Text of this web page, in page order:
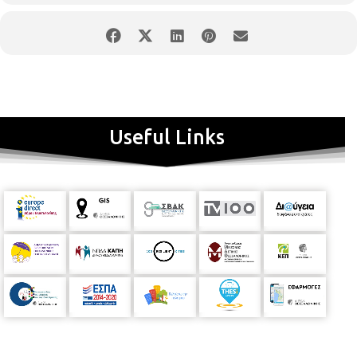
Πανεπιστημίου Θεσσαλονίκης. Διδάσκει Εγκληματολογία και
Σωφρονιστική σε προπτυχιακό και μεταπτυχιακό επίπεδο και
επιστημονικές μελέτες και πέντε (5) βιβλία με μεταφράσεις.
Ποιήματά της έχουν ανθολογηθεί και έχουν μεταφρασθεί στην
Αγγλική, Γερμανική, Ιταλική και τη γλώσσα της FYROM.
σένα" (1979), "Χρονομηνύματα" (1984), "Μεταλλάξεις" (1986),
"Της απουσίας" (1988), “Ήχος μόνος”(1990), "Πορφυρό ασμάτιο"
(1994), "Ο Γλυκασμός του μήλου" (1996), "Ευεξία χρωμάτων"
(1998), "Η κατίσχυση των ρόδων "(2002), "Πόλεις του ανέμου"
(2005), "Χώρα ιχθυόεσσα" (2011), "Ηλίου φάος" (2015). Μελέτες:
Ειδικά ζητήματα έκτισης των ποινών (1994), Η διαχρονική
εξέλιξη της προσέγγισης της ετικέτας (1996), Η ανοικτή έκτιση
της ποινής (2000), Γυναίκες και έκτιση των ποινών (2001),
Useful Links